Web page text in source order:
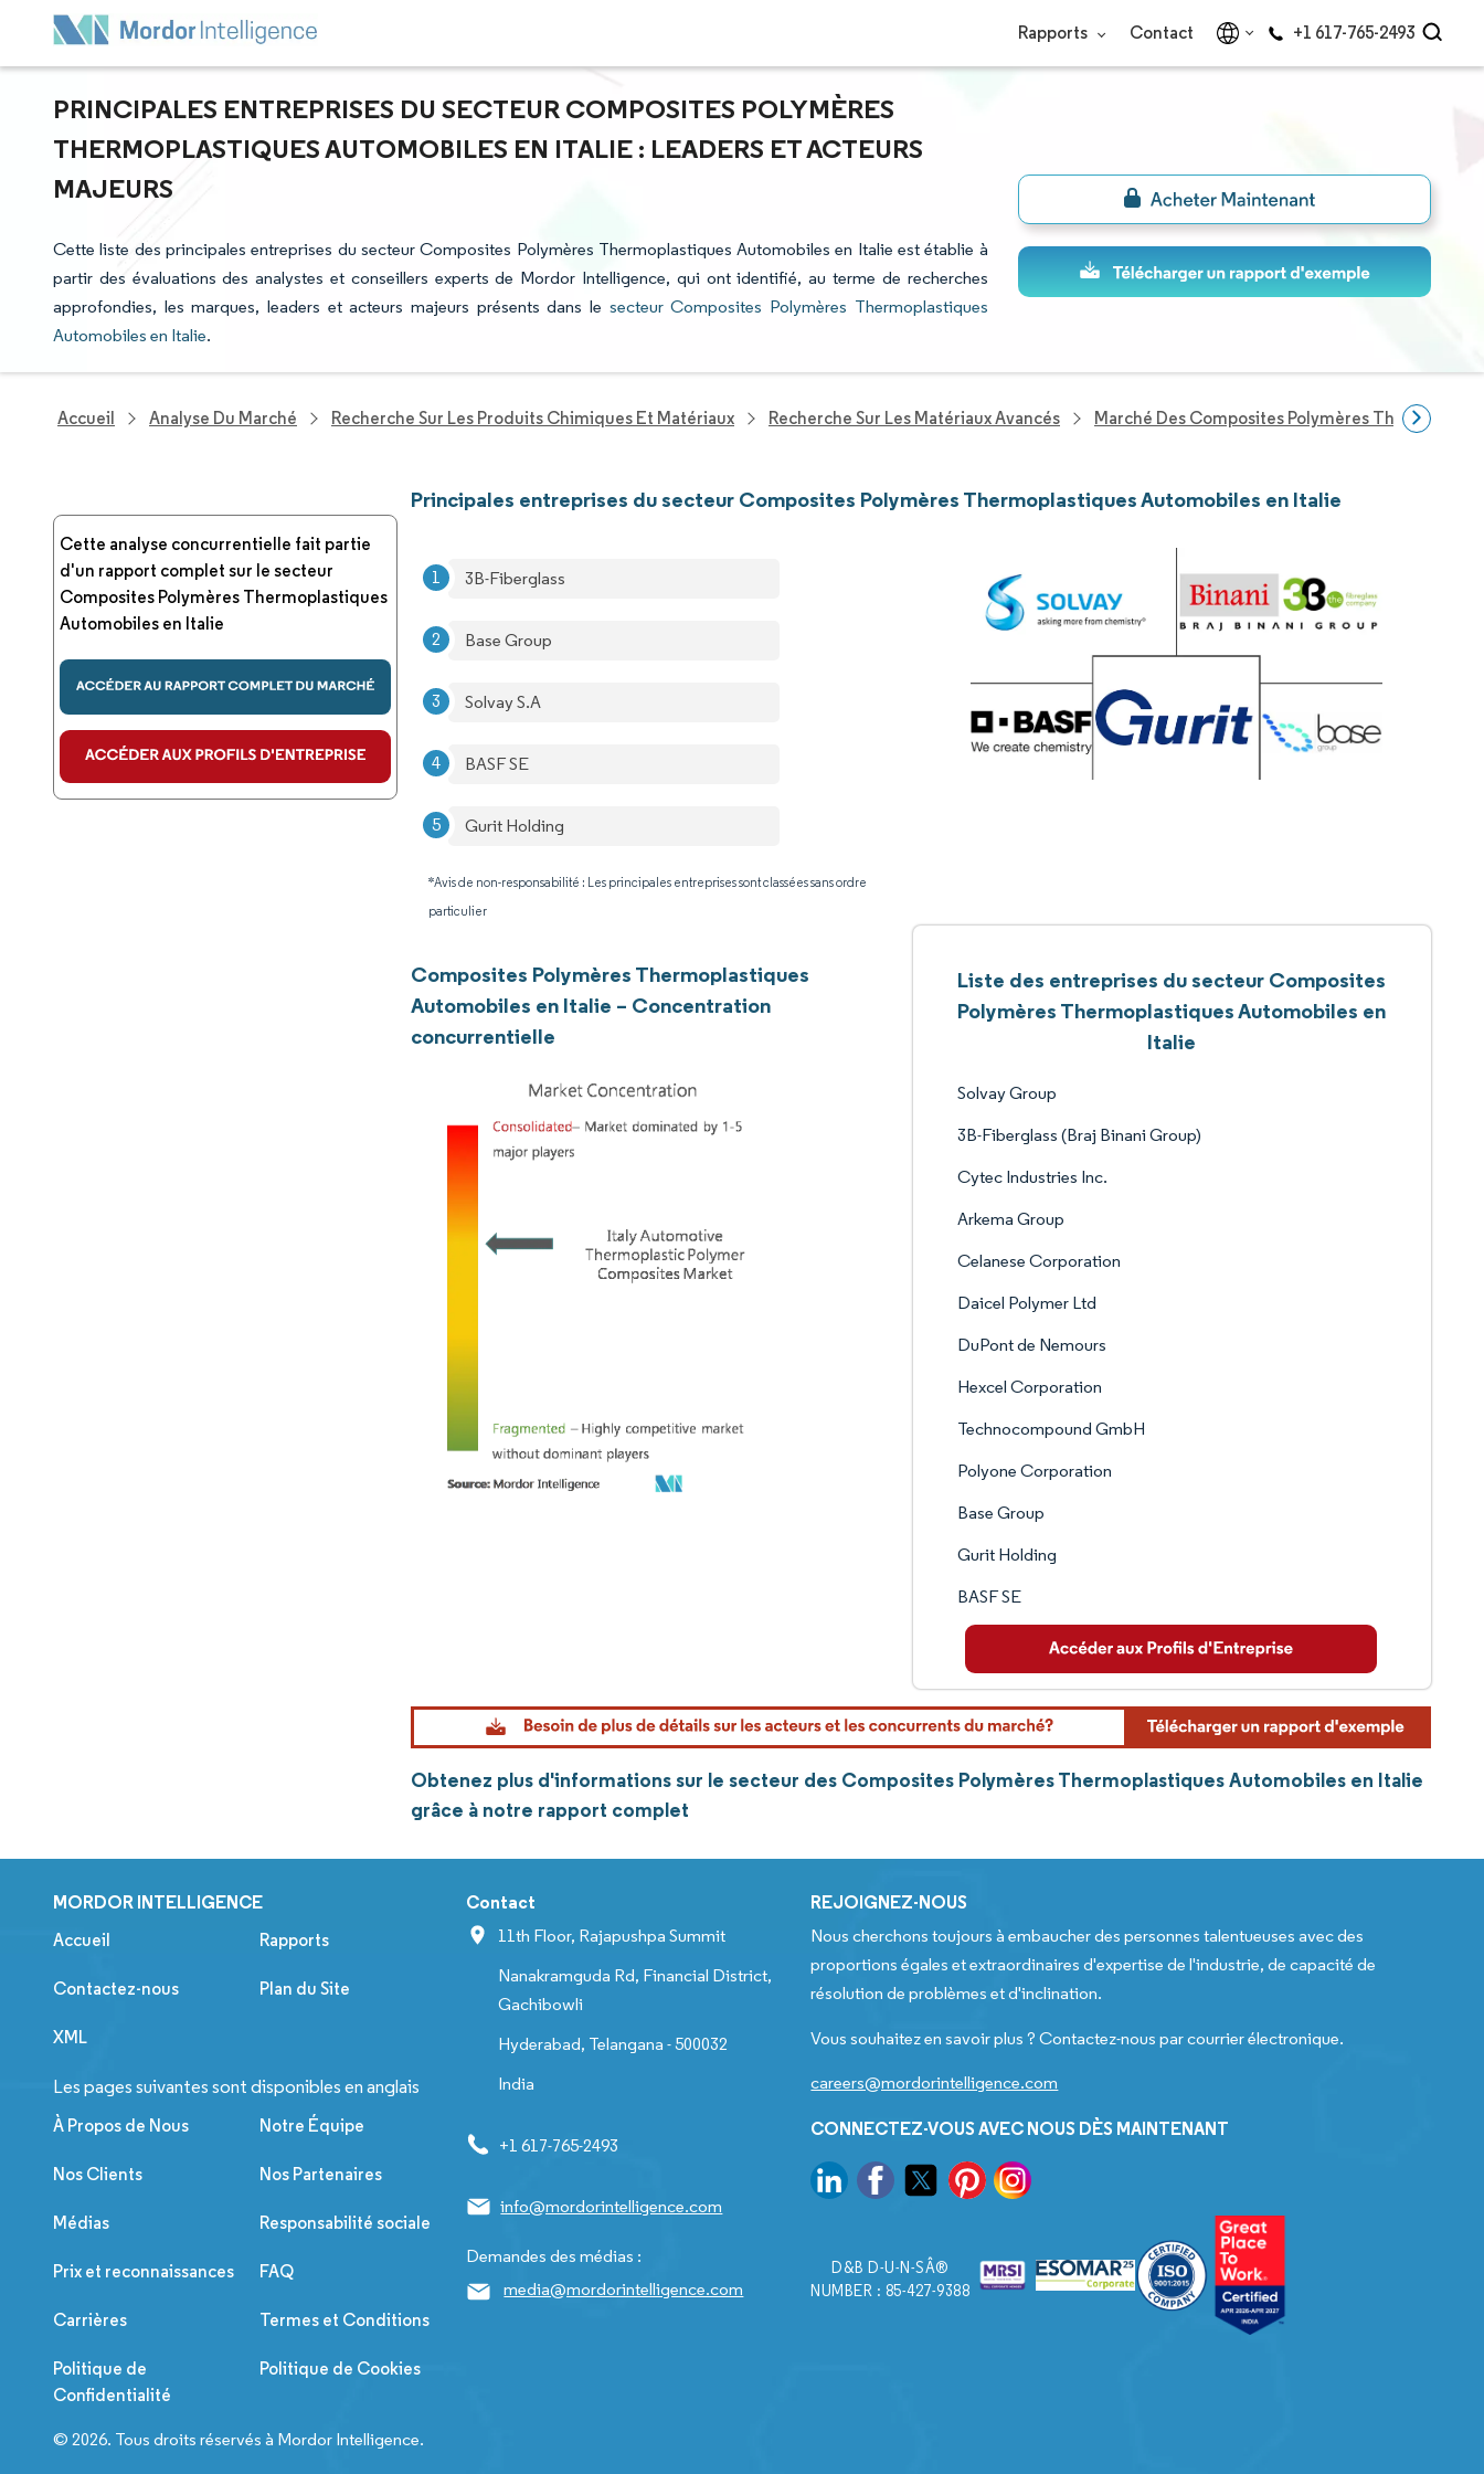
Rapports Contact +1 617-765-2493
PRINCIPALES ENTREPRISES DU SECTEUR COMPOSITES POLYMÈRES
THERMOPLASTIQUES AUTOMOBILES EN ITALIE : LEADERS ET ACTEURS
MAJEURS
Cette liste des principales entreprises du secteur Composites Polymères Thermoplastiques Automobiles en Italie est établie à
partir des évaluations des analystes et conseillers experts de Mordor Intelligence, qui ont identifié, au terme de recherches
approfondies, les marques, leaders et acteurs majeurs présents dans le secteur Composites Polymères Thermoplastiques
Automobiles en Italie.
Accueil Analyse Du Marché Recherche Sur Les Produits Chimiques Et Matériaux Recherche Sur Les Matériaux Avancés Marché Des Composites Polymères
Cette analyse concurrentielle fait partie
d'un rapport complet sur le secteur
Composites Polymères Thermoplastiques
Automobiles en Italie
Principales entreprises du secteur Composites Polymères Thermoplastiques Automobiles en Italie
3B-Fiberglass
Base Group
Solvay S.A
BASF SE
Gurit Holding
*Avis de non-responsabilité : Les principales entreprises sont classées sans ordre
particulier
Composites Polymères Thermoplastiques
Automobiles en Italie – Concentration
concurrentielle
Liste des entreprises du secteur Composites
Polymères Thermoplastiques Automobiles en
Italie
Solvay Group
3B-Fiberglass (Braj Binani Group)
Cytec Industries Inc.
Arkema Group
Celanese Corporation
Daicel Polymer Ltd
DuPont de Nemours
Hexcel Corporation
Technocompound GmbH
Polyone Corporation
Base Group
Gurit Holding
BASF SE
Obtenez plus d'informations sur le secteur des Composites Polymères Thermoplastiques Automobiles en Italie
grâce à notre rapport complet
MORDOR INTELLIGENCE
Accueil Rapports
Contactez-nous Plan du Site
XML
Les pages suivantes sont disponibles en anglais
À Propos de Nous Notre Équipe
Nos Clients Nos Partenaires
Médias Responsabilité sociale
Prix et reconnaissances FAQ
Carrières Termes et Conditions
Politique de
Confidentialité
Politique de Cookies
Contact
11th Floor, Rajapushpa Summit
Nanakramguda Rd, Financial District,
Gachibowli
Hyderabad, Telangana - 500032
India
+1 617-765-2493
info@mordorintelligence.com
Demandes des médias :
media@mordorintelligence.com
REJOIGNEZ-NOUS
Nous cherchons toujours à embaucher des personnes talentueuses avec des
proportions égales et extraordinaires d'expertise de l'industrie, de capacité de
résolution de problèmes et d'inclination.
Vous souhaitez en savoir plus ? Contactez-nous par courrier électronique.
careers@mordorintelligence.com
CONNECTEZ-VOUS AVEC NOUS DÈS MAINTENANT
D&B D-U-N-SÂ®
NUMBER : 85-427-9388
© 2026. Tous droits réservés à Mordor Intelligence.